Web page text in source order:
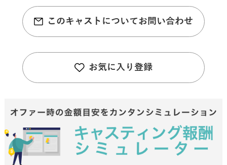
このキャストについてお問い合わせ
お気に入り登録